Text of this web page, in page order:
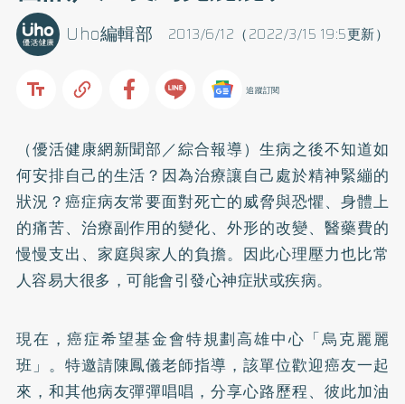
2013/6/12（2022/3/15 19:5更新）
Uho編輯部
追蹤訂閱
（優活健康網新聞部／綜合報導）生病之後不知道如
何安排自己的生活？因為治療讓自己處於精神緊繃的
狀況？癌症病友常要面對死亡的威脅與恐懼、身體上
的痛苦、治療副作用的變化、外形的改變、醫藥費的
慢慢支出、家庭與家人的負擔。因此心理壓力也比常
人容易大很多，可能會引發心神症狀或疾病。
現在，癌症希望基金會特規劃高雄中心「烏克麗麗
班」。特邀請陳鳳儀老師指導，該單位歡迎癌友一起
來，和其他病友彈彈唱唱，分享心路歷程、彼此加油